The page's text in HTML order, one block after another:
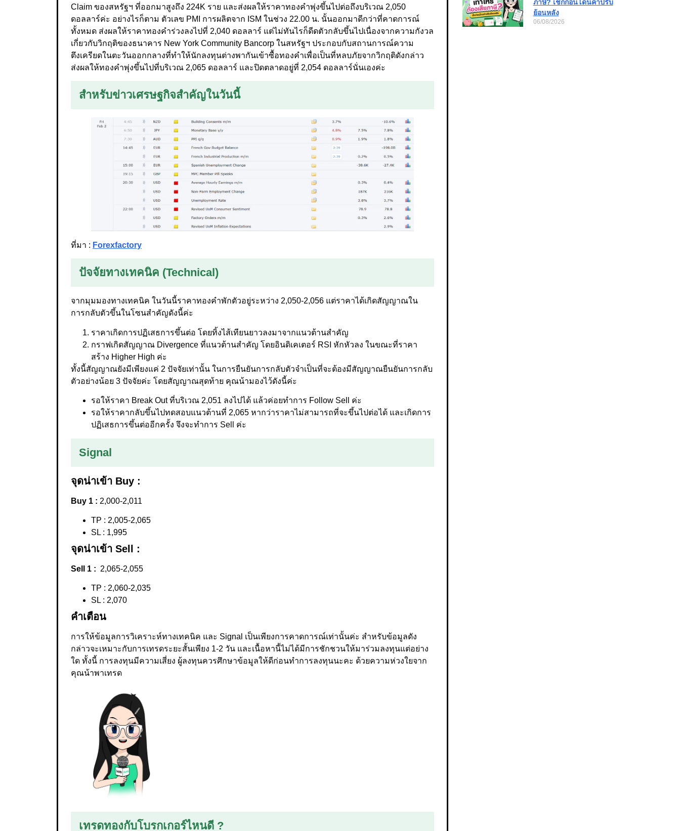
Claim ของสหรัฐฯ ที่ออกมาสูงถึง 224K ราย และส่งผลให้ราคาทองคำพุ่งขึ้นไปต่อถึงบริเวณ 2,050
ดอลลาร์ค่ะ อย่างไรก็ตาม ตัวเลข PMI การผลิตจาก ISM ในช่วง 22.00 น. นั้นออกมาดีกว่าที่คาดการณ์
ทั้งหมด ส่งผลให้ราคาทองคำร่วงลงไปที่ 2,040 ดอลลาร์ แต่ไม่ทันไรก็ดีดตัวกลับขึ้นไปเนื่องจากความกังวล
เกี่ยวกับวิกฤติของธนาคาร New York Community Bancorp ในสหรัฐฯ ประกอบกับสถานการณ์ความ
ตึงเครียดในตะวันออกกลางที่ทำให้นักลงทุนต่างพากันเข้าซื้อทองคำเพื่อเป็นที่หลบภัยจากวิกฤติดังกล่าว
ส่งผลให้ทองคำพุ่งขึ้นไปที่บริเวณ 2,065 ดอลลาร์ และปิดตลาดอยู่ที่ 2,054 ดอลลาร์นั่นเองค่ะ
สำหรับข่าวเศรษฐกิจสำคัญในวันนี้
ที่มา : Forexfactory
ปัจจัยทางเทคนิค (Technical)
จากมุมมองทางเทคนิค ในวันนี้ราคาทองคำพักตัวอยู่ระหว่าง 2,050-2,056 แต่ราคาได้เกิดสัญญาณใน
การกลับตัวขึ้นในโซนสำคัญดังนี้ค่ะ
ราคาเกิดการปฏิเสธการขึ้นต่อ โดยทิ้งไส้เทียนยาวลงมาจากแนวต้านสำคัญ
กราฟเกิดสัญญาณ Divergence ที่แนวต้านสำคัญ โดยอินดิเคเตอร์ RSI หักหัวลง ในขณะที่ราคา
สร้าง Higher High ค่ะ
ทั้งนี้สัญญาณยังมีเพียงแค่ 2 ปัจจัยเท่านั้น ในการยืนยันการกลับตัวจำเป็นที่จะต้องมีสัญญาณยืนยันการกลับ
ตัวอย่างน้อย 3 ปัจจัยค่ะ โดยสัญญาณสุดท้าย คุณน้ามองไว้ดังนี้ค่ะ
รอให้ราคา Break Out ที่บริเวณ 2,051 ลงไปได้ แล้วค่อยทำการ Follow Sell ค่ะ
รอให้ราคากลับขึ้นไปทดสอบแนวต้านที่ 2,065 หากว่าราคาไม่สามารถที่จะขึ้นไปต่อได้ และเกิดการ
ปฏิเสธการขึ้นต่ออีกครั้ง จึงจะทำการ Sell ค่ะ
Signal
จุดน่าเข้า Buy :
Buy 1 : 2,000-2,011
TP : 2,005-2,065
SL : 1,995
จุดน่าเข้า Sell :
Sell 1 : 2,065-2,055
TP : 2,060-2,035
SL : 2,070
คำเตือน
การให้ข้อมูลการวิเคราะห์ทางเทคนิค และ Signal เป็นเพียงการคาดการณ์เท่านั้นค่ะ สำหรับข้อมูลดัง
กล่าวจะเหมาะกับการเทรดระยะสั้นเพียง 1-2 วัน และเนื้อหานี้ไม่ได้มีการชักชวนให้มาร่วมลงทุนแต่อย่าง
ใด ทั้งนี้ การลงทุนมีความเสี่ยง ผู้ลงทุนควรศึกษาข้อมูลให้ดีก่อนทำการลงทุนนะคะ ด้วยความห่วงใยจาก
คุณน้าพาเทรด
เทรดทองกับโบรกเกอร์ไหนดี ?
ภาษี? เช็กก่อนโดนค่าปรับ
ย้อนหลัง
06/08/2026